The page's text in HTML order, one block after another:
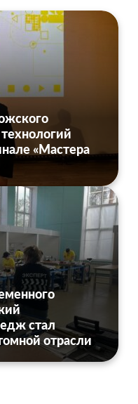
«Мастера
стал
отрасли